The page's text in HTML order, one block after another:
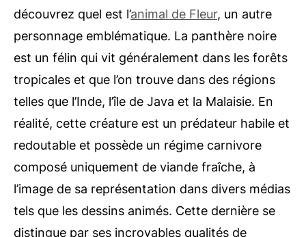
découvrez quel est l’animal de Fleur, un autre
personnage emblématique. La panthère noire
est un félin qui vit généralement dans les forêts
tropicales et que l’on trouve dans des régions
telles que l’Inde, l’île de Java et la Malaisie. En
réalité, cette créature est un prédateur habile et
redoutable et possède un régime carnivore
composé uniquement de viande fraîche, à
l’image de sa représentation dans divers médias
tels que les dessins animés. Cette dernière se
distingue par ses incroyables qualités de